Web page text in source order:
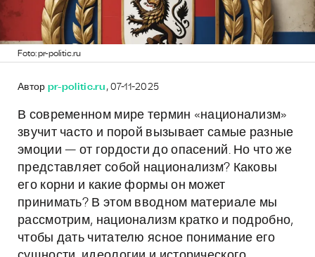
Foto: pr-politic.ru
Автор pr-politic.ru , 07-11-2025
В современном мире термин «национализм»
звучит часто и порой вызывает самые разные
эмоции — от гордости до опасений. Но что же
представляет собой национализм? Каковы
его корни и какие формы он может
принимать? В этом вводном материале мы
рассмотрим, национализм кратко и подробно,
чтобы дать читателю ясное понимание его